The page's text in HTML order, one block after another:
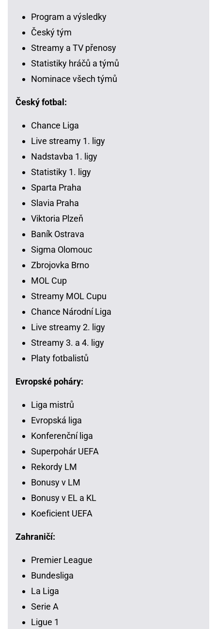
Program a výsledky
Český tým
Streamy a TV přenosy
Statistiky hráčů a týmů
Nominace všech týmů
Český fotbal:
Chance Liga
Live streamy 1. ligy
Nadstavba 1. ligy
Statistiky 1. ligy
Sparta Praha
Slavia Praha
Viktoria Plzeň
Baník Ostrava
Sigma Olomouc
Zbrojovka Brno
MOL Cup
Streamy MOL Cupu
Chance Národní Liga
Live streamy 2. ligy
Streamy 3. a 4. ligy
Platy fotbalistů
Evropské poháry:
Liga mistrů
Evropská liga
Konferenční liga
Superpohár UEFA
Rekordy LM
Bonusy v LM
Bonusy v EL a KL
Koeficient UEFA
Zahraničí:
Premier League
Bundesliga
La Liga
Serie A
Ligue 1